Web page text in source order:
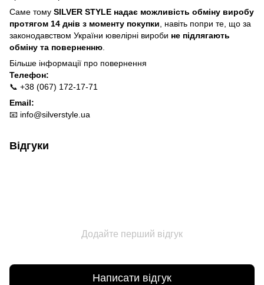
Саме тому SILVER STYLE надає можливість обміну виробу
протягом 14 днів з моменту покупки , навіть попри те, що за
законодавством України ювелірні вироби не підлягають
обміну та поверненню
Більше інформації про повернення
Телефон:
📞 +38 (067) 172-17-71
Email:
📧 info@silverstyle.ua
Відгуки
Додайте перший відгук
Написати відгук